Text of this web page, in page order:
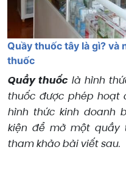
Quầy thuốc tây là gì? và
thuốc
Quầy thuốclà hình
thuốc được phép hoạt
hình thức kinh doanh
kiện để mở một
tham khảo bài viết sau.